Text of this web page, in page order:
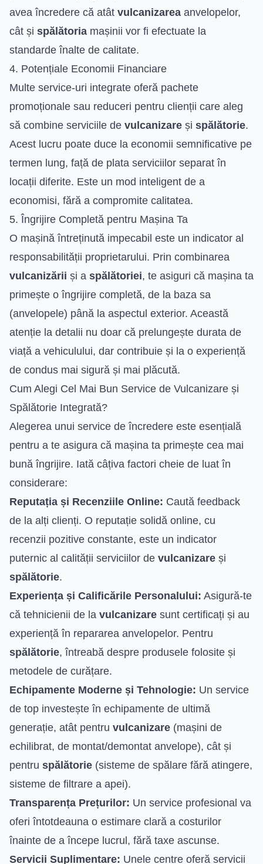
avea încredere că atât vulcanizarea anvelopelor,
cât și spălătoria mașinii vor fi efectuate la
standarde înalte de calitate.
4. Potențiale Economii Financiare
Multe service-uri integrate oferă pachete
promoționale sau reduceri pentru clienții care aleg
să combine serviciile de vulcanizare și spălătorie.
Acest lucru poate duce la economii semnificative pe
termen lung, față de plata serviciilor separat în
locații diferite. Este un mod inteligent de a
economisi, fără a compromite calitatea.
5. Îngrijire Completă pentru Mașina Ta
O mașină întreținută impecabil este un indicator al
responsabilității proprietarului. Prin combinarea
vulcanizării și a spălătoriei, te asiguri că mașina ta
primește o îngrijire completă, de la baza sa
(anvelopele) până la aspectul exterior. Această
atenție la detalii nu doar că prelungește durata de
viață a vehiculului, dar contribuie și la o experiență
de condus mai sigură și mai plăcută.
Cum Alegi Cel Mai Bun Service de Vulcanizare și
Spălătorie Integrată?
Alegerea unui service de încredere este esențială
pentru a te asigura că mașina ta primește cea mai
bună îngrijire. Iată câțiva factori cheie de luat în
considerare:
Reputația și Recenziile Online: Caută feedback
de la alți clienți. O reputație solidă online, cu
recenzii pozitive constante, este un indicator
puternic al calității serviciilor de vulcanizare și
spălătorie.
Experiența și Calificările Personalului: Asigură-te
că tehnicienii de la vulcanizare sunt certificați și au
experiență în repararea anvelopelor. Pentru
spălătorie, întreabă despre produsele folosite și
metodele de curățare.
Echipamente Moderne și Tehnologie: Un service
de top investește în echipamente de ultimă
generație, atât pentru vulcanizare (mașini de
echilibrat, de montat/demontat anvelope), cât și
pentru spălătorie (sisteme de spălare fără atingere,
sisteme de filtrare a apei).
Transparența Prețurilor: Un service profesional va
oferi întotdeauna o estimare clară a costurilor
înainte de a începe lucrul, fără taxe ascunse.
Servicii Suplimentare: Unele centre oferă servicii